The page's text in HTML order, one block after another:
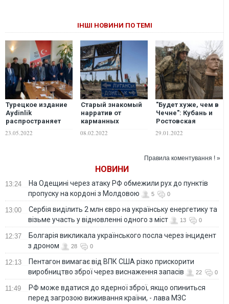
ІНШІ НОВИНИ ПО ТЕМІ
Турецкое издание
Aydinlik
распространяет
Украиной турецких
23.05.2022
Старый знакомый
нарратив от
карманных
Донбасс Украине
08.02.2022
"Будет хуже, чем в
Чечне": Кубань и
Ростовская
ожидании войны с
29.01.2022
Правила коментування ! »
НОВИНИ
13:24
На Одещині через атаку РФ обмежили рух до пунктів
пропуску на кордоні з Молдовою
5 0
13:00
Сербія виділить 2 млн євро на українську енергетику та
візьме участь у відновленні одного з міст
13 0
12:37
Болгарія викликала українського посла через інцидент
з дроном
28 0
12:13
Пентагон вимагає від ВПК США різко прискорити
виробництво зброї через виснаження запасів
22 0
11:49
РФ може вдатися до ядерної зброї, якщо опиниться
перед загрозою виживання країни, - лава МЗС